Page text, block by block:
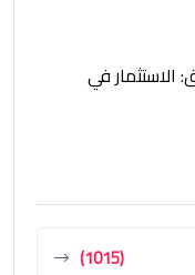
الاستثمار في
(1015)